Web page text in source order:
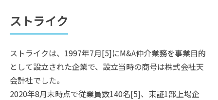
ストライク
ストライクは、1997年7月[5]にM&A仲介業務を事業目的
として設立された企業で、設立当時の商号は株式会社天
会計社でした。
2020年8月末時点で従業員数140名[5]、東証1部上場企